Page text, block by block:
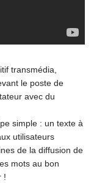
transmédia,
le poste de
avec du
simple : un texte à
utilisateurs
de la diffusion de
mots au bon
!